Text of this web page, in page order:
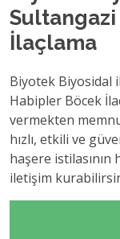
İlaçlama
Biyotek Biyosidal
Habipler Böcek
vermekten
hızlı, etkili ve
haşere istilasının
iletişim